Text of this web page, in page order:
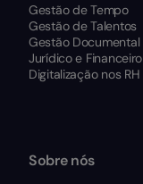
Gestão de Tempo
Gestão de Talentos
Gestão Documental
Jurídico e Financeiro
Digitalização nos RH
Sobre nós